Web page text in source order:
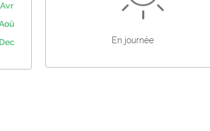
Avr
Dec En journée